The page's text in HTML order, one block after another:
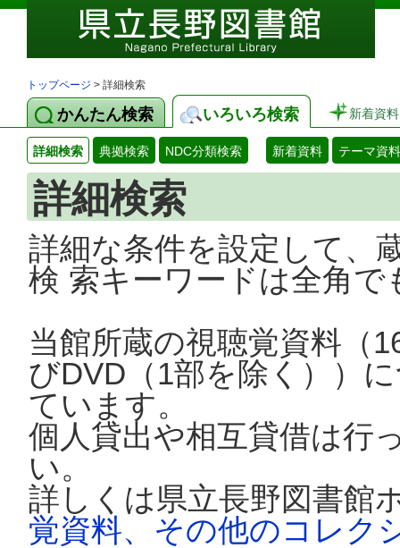
トップページ > 詳細検索
かんたん検索 いろいろ検索 新着資料
詳細検索 典拠検索 NDC分類検索 新着資料 テーマ資料
詳細検索
詳細な条件を設定して、
検 索キーワードは全角
当館所蔵の視聴覚資料（
びDVD（1部を除く））
ています。
個人貸出や相互貸借は行
い。
詳しくは県立長野図書館
覚資料、その他のコレク